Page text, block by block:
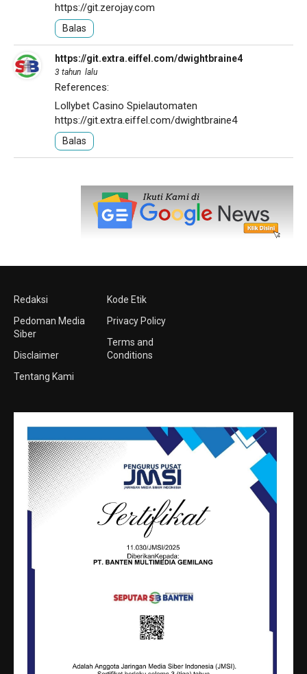
https://git.zerojay.com
Balas
https://git.extra.eiffel.com/dwightbraine4
3 tahun lalu
References:
Lollybet Casino Spielautomaten
https://git.extra.eiffel.com/dwightbraine4
Balas
Redaksi
Pedoman Media
Siber
Disclaimer
Tentang Kami
Kode Etik
Privacy Policy
Terms and
Conditions